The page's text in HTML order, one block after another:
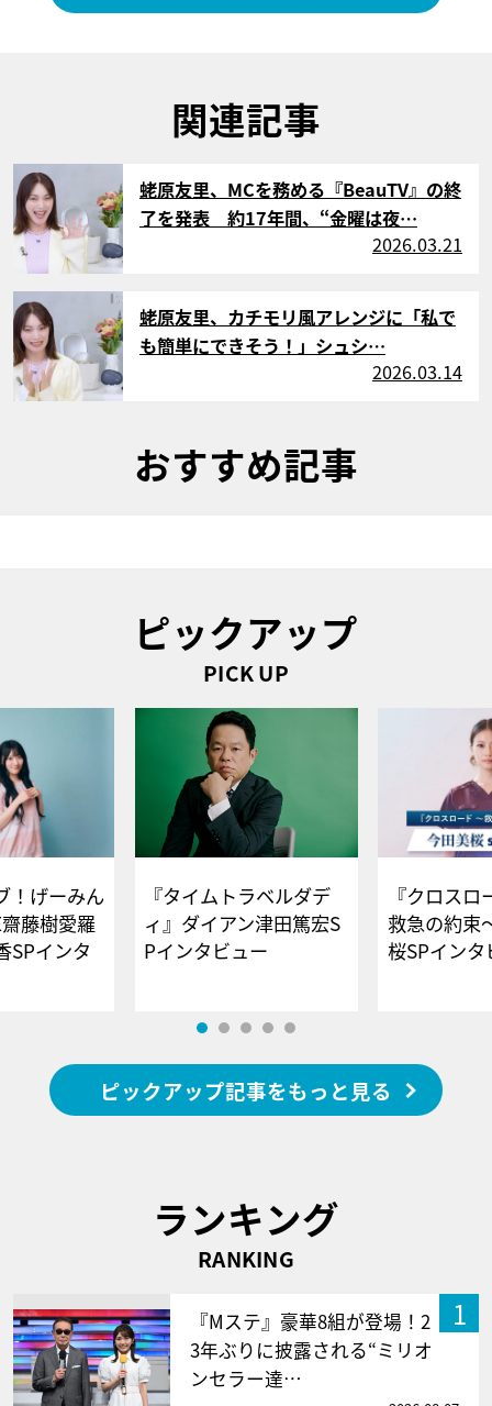
関連記事
サムネイル
蛯原友里、MCを務める『BeauTV』の終
了を発表 約17年間、“金曜は夜…
2026.03.21
サムネイル
蛯原友里、カチモリ風アレンジに「私で
も簡単にできそう！」シュシ…
2026.03.14
おすすめ記事
ピックアップ
PICK UP
！げーみん
藤樹愛羅
SPインタ
『タイムトラベルダデ
ィ』ダイアン津田篤宏S
Pインタビュー
『クロス
救急の約束
桜SPイ
ピックアップ記事をもっと見る
ランキング
RANKING
1
『Mステ』豪華8組が登場！2
3年ぶりに披露される“ミリオ
ンセラー達…